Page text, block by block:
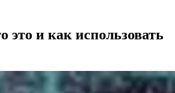
это и как использовать